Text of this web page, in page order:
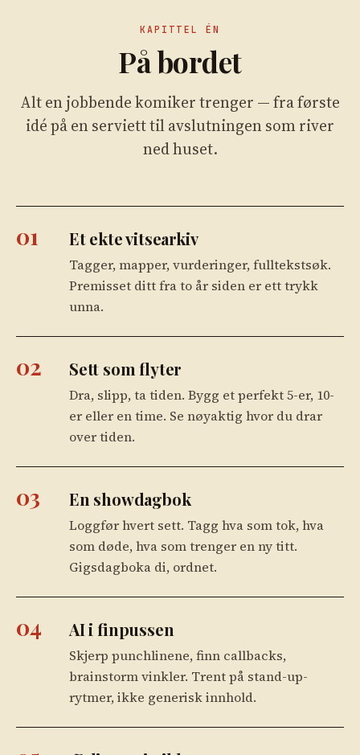
KAPITTEL ÉN
På bordet
Alt en jobbende komiker trenger — fra første
idé på en serviett til avslutningen som river
ned huset.
01 Et ekte vitsearkiv
Tagger, mapper, vurderinger, fulltekstsøk.
Premisset ditt fra to år siden er ett trykk
unna.
02 Sett som flyter
Dra, slipp, ta tiden. Bygg et perfekt 5-er, 10-
er eller en time. Se nøyaktig hvor du drar
over tiden.
03 En showdagbok
Loggfør hvert sett. Tagg hva som tok, hva
som døde, hva som trenger en ny titt.
Gigsdagboka di, ordnet.
04 AI i finpussen
Skjerp punchlinene, finn callbacks,
brainstorm vinkler. Trent på stand-up-
rytmer, ikke generisk innhold.